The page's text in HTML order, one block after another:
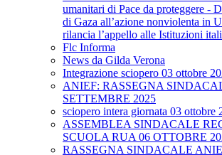
umanitari di Pace da proteggere -
di Gaza all’azione nonviolenta in
rilancia l’appello alle Istituzioni
Flc Informa
News da Gilda Verona
Integrazione sciopero 03 ottobre
ANIEF: RASSEGNA
SETTEMBRE 2025
sciopero intera giornata 03
ASSEMBLEA SINDACALE
SCUOLA RUA 06 OTTOBRE
RASSEGNA SINDACALE